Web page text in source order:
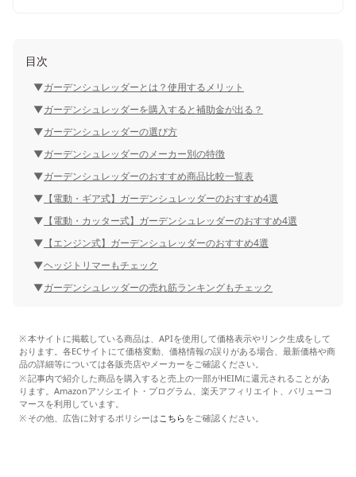
目次
ガーデンシュレッダーとは？使用するメリット
ガーデンシュレッダーを購入すると補助金が出る？
ガーデンシュレッダーの選び方
ガーデンシュレッダーのメーカー別の特徴
ガーデンシュレッダーのおすすめ商品比較一覧表
【電動・ギア式】ガーデンシュレッダーのおすすめ4選
【電動・カッター式】ガーデンシュレッダーのおすすめ4選
【エンジン式】ガーデンシュレッダーのおすすめ4選
ヘッジトリマーもチェック
ガーデンシュレッダーの売れ筋ランキングもチェック
本サイトに掲載している商品は、APIを使用して価格表示やリンク生成をして
おります。各ECサイトにて価格変動、価格情報の誤りがある場合、最新価格や商
品の詳細等については各販売店やメーカーをご確認ください。
記事内で紹介した商品を購入すると売上の一部がHEIMに還元されることがあ
ります。Amazonアソシエイト・プログラム、楽天アフィリエイト、バリューコ
マースを利用しています。
その他、広告に対するポリシーはこちらをご確認ください。